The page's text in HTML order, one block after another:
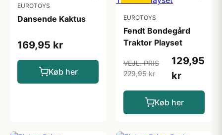
EUROTOYS
Dansende Kaktus
169,95 kr
Køb her
EUROTOYS
Fendt Bondegård
Traktor Playset
VEJL. PRIS
229,95 kr
129,95
kr
Køb her